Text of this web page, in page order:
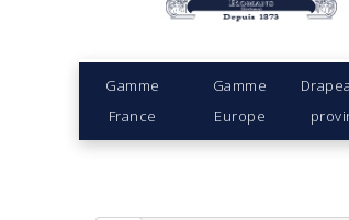
Gamme
France
Gamme
Europe